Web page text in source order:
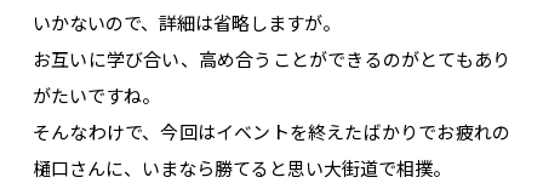
いかないので、詳細は省略しますが。
お互いに学び合い、高め合うことができるのがとてもあり
がたいですね。
そんなわけで、今回はイベントを終えたばかりでお疲れの
樋口さんに、いまなら勝てると思い大街道で相撲。